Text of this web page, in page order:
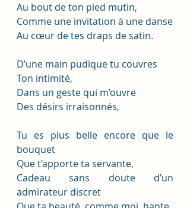
Au bout de ton pied mutin,
Comme une invitation à une danse
Au cœur de tes draps de satin.
D’une main pudique tu couvres
Ton intimité,
Dans un geste qui m’ouvre
Des désirs irraisonnés,
Tu es plus belle encore que le
bouquet
Que t’apporte ta servante,
Cadeau sans doute d’un
admirateur discret